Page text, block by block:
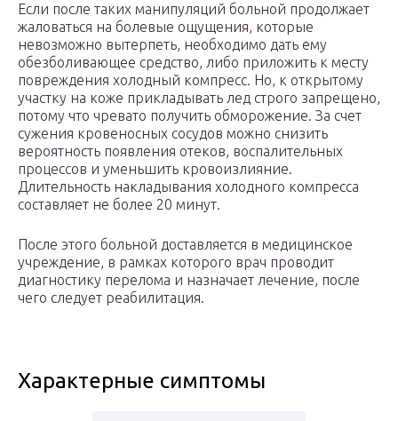
Если после таких манипуляций больной продолжает
жаловаться на болевые ощущения, которые
невозможно вытерпеть, необходимо дать ему
обезболивающее средство, либо приложить к месту
повреждения холодный компресс. Но, к открытому
участку на коже прикладывать лед строго запрещено,
потому что чревато получить обморожение. За счет
сужения кровеносных сосудов можно снизить
вероятность появления отеков, воспалительных
процессов и уменьшить кровоизлияние.
Длительность накладывания холодного компресса
составляет не более 20 минут.
После этого больной доставляется в медицинское
учреждение, в рамках которого врач проводит
диагностику перелома и назначает лечение, после
чего следует реабилитация.
Характерные симптомы